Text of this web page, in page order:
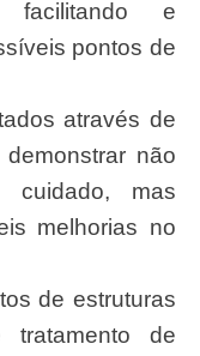
facilitando e
pontos de
através de
não
mas
melhorias no
de estruturas
de